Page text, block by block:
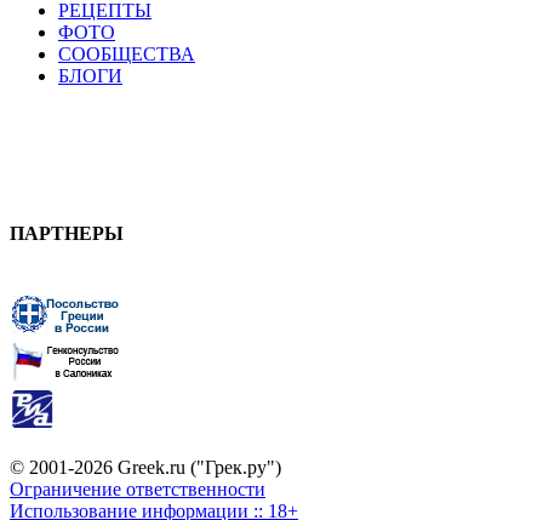
РЕЦЕПТЫ
ФОТО
СООБЩЕСТВА
БЛОГИ
ПАРТНЕРЫ
© 2001-2026 Greek.ru ("Грек.ру")
Ограничение ответственности
Использование информации :: 18+